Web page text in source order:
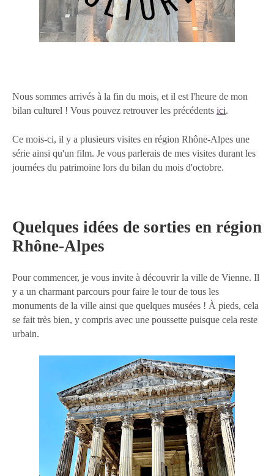
Nous sommes arrivés à la fin du mois, et il est l'heure de mon
bilan culturel ! Vous pouvez retrouver les précédents ici.
Ce mois-ci, il y a plusieurs visites en région Rhône-Alpes une
série ainsi qu'un film. Je vous parlerais de mes visites durant les
journées du patrimoine lors du bilan du mois d'octobre.
Quelques idées de sorties en région
Rhône-Alpes
Pour commencer, je vous invite à découvrir la ville de Vienne. Il
y a un charmant parcours pour faire le tour de tous les
monuments de la ville ainsi que quelques musées ! À pieds, cela
se fait très bien, y compris avec une poussette puisque cela reste
urbain.